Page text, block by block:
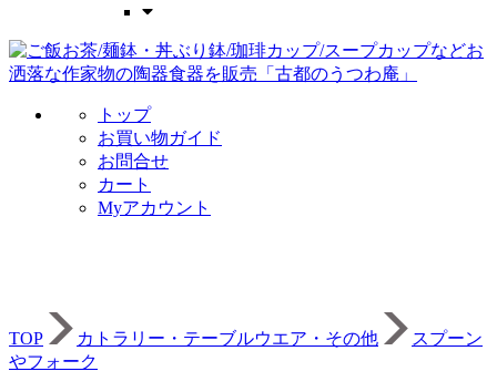
トップ
お買い物ガイド
お問合せ
カート
Myアカウント
TOP カトラリー・テーブルウエア・その他
スプーン
やフォーク